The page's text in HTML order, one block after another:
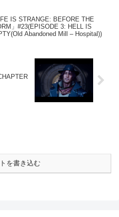
IS STRANGE: BEFORE THE
」#23(EPISODE 3: HELL IS
Abandoned Mill – Hospital))
を書き込む